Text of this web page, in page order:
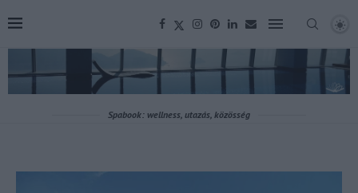
Spabook: wellness, utazás, közösség